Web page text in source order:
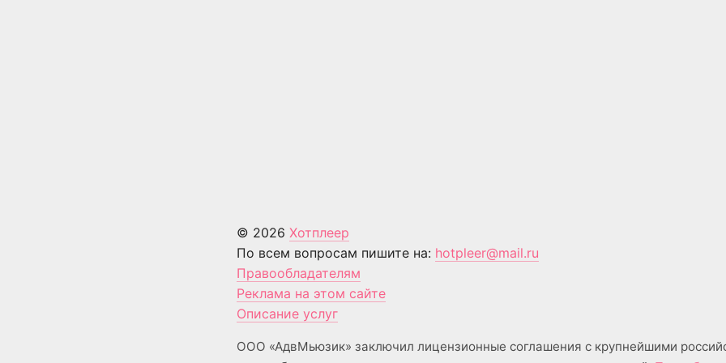
© 2026 Хотплеер
По всем вопросам пишите на: hotpleer@mail.ru
Правообладателям
Реклама на этом сайте
Описание услуг
ООО «АдвМьюзик» заключил лицензионные соглашения с крупнейшими